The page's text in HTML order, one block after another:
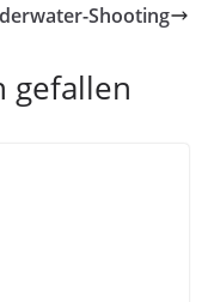
Shooting
gefallen